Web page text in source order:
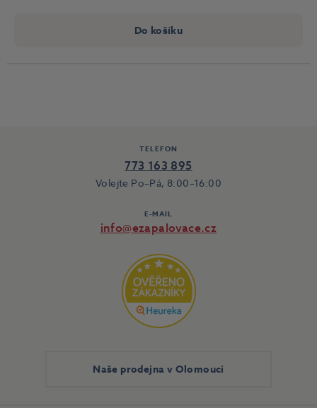
Do košíku
TELEFON
773 163 895
Volejte Po–Pá, 8:00–16:00
E-MAIL
info@ezapalovace.cz
Naše prodejna v Olomouci